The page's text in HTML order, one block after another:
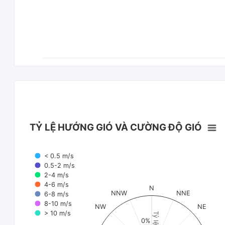
TỶ LỆ HƯỚNG GIÓ VÀ CƯỜNG ĐỘ GIÓ
< 0.5 m/s
0.5-2 m/s
2-4 m/s
4-6 m/s
6-8 m/s
8-10 m/s
> 10 m/s
N
NNE
NE
NW
NNW
0%